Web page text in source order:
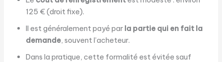
125 € (droit fixe).
Il est généralement payé par la partie qui en fait la
demande, souvent l’acheteur.
Dans la pratique, cette formalité est évitée sauf